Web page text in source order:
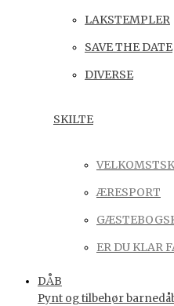
LAKSTEMPLER
SAVE THE DATE
DIVERSE
SKILTE
ÆRESPORT
ER DU KLAR
DÅB
Pynt og tilbehør